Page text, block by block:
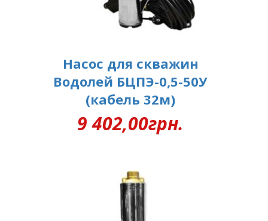
Насос для скважин
Водолей БЦПЭ-0,5-50У
(кабель 32м)
9 402,00грн.